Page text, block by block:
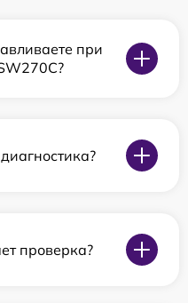
при
проверка?